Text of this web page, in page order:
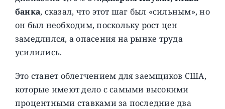
банка, сказал, что этот шаг был «сильным», но
он был необходим, поскольку рост цен
замедлился, а опасения на рынке труда
усилились.
Это станет облегчением для заемщиков США,
которые имеют дело с самыми высокими
процентными ставками за последние два